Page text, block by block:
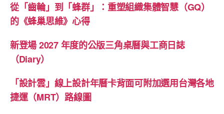
從「齒輪」到「蜂群」：重塑組織集體智慧（GQ）
的《蜂巢思維》心得
新登場 2027 年度的公版三角桌曆與工商日誌
（Diary）
「設計雲」線上設計年曆卡背面可附加選用台灣各地
捷運（MRT）路線圖